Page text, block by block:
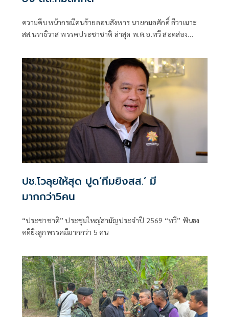
ความคืบหน้ากรณีคนร้ายลอบสังหาร นายกมลศักดิ์ ลีวาเมาะ
สส.นราธิวาส พรรคประชาชาติ ล่าสุด พ.ต.อ.ทวี สอดส่อง
เดินทางเข้าร่วมประชุมหารือเพื่อติดตามความคืบหน้าทางคดี
โดยมีนายกมลศักดิ์ ลีวาเมาะ ในฐานะผู้เสียหายเข้าร่วมสรุป
ประเด็นพยานหลักฐานใหม่ที่อาจเชื่อมโยงไปถึง "ตัวการใหญ่"
ปช.โวลุยให้สุด ปูด‘ทีมยิงสส.’ มี
มากกว่า5คน
“ประชาชาติ” ประชุมใหญ่สามัญประจำปี 2569 “ทวี” ฟันธง
คดียิงลูกพรรคมีมากกว่า 5 คน